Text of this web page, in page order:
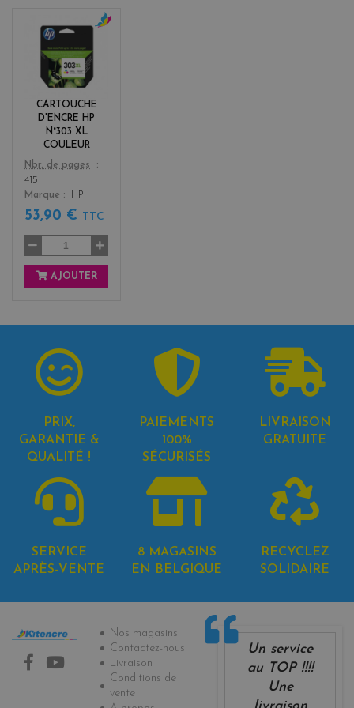
CARTOUCHE
D'ENCRE HP
N°303 XL
COULEUR
Color
r
Nbr. de pages
415
Marque
HP
53,90 € TTC
AJOUTER
PRIX,
GARANTIE &
QUALITÉ !
PAIEMENTS
100%
SÉCURISÉS
LIVRAISON
GRATUITE
SERVICE
APRÈS-VENTE
8 MAGASINS
EN BELGIQUE
RECYCLEZ
SOLIDAIRE
Informations
Nos magasins
Contactez-nous
Livraison
Conditions de
vente
Un service
au TOP !!!!
Une